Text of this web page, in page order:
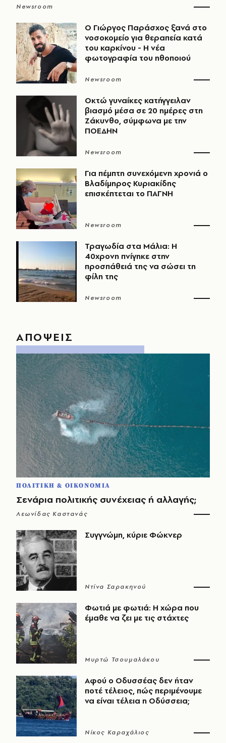
Newsroom
O Γιώργος Παράσχος ξανά στο
νοσοκομείο για θεραπεία κατά
του καρκίνου - Η νέα
φωτογραφία του ηθοποιού
Newsroom
Οκτώ γυναίκες κατήγγειλαν
βιασμό μέσα σε 20 ημέρες στη
Ζάκυνθο, σύμφωνα με την
ΠΟΕΔΗΝ
Newsroom
Για πέμπτη συνεχόμενη χρονιά ο
Βλαδίμηρος Κυριακίδης
επισκέπτεται το ΠΑΓΝΗ
Newsroom
Τραγωδία στα Μάλια: Η
40χρονη πνίγηκε στην
προσπάθειά της να σώσει τη
φίλη της
Newsroom
ΑΠΟΨΕΙΣ
ΠΟΛΙΤΙΚΗ & ΟΙΚΟΝΟΜΙΑ
Σενάρια πολιτικής συνέχειας ή αλλαγής;
Λεωνίδας Καστανάς
Συγγνώμη, κύριε Φώκνερ
Ντίνα Σαρακηνού
Φωτιά με φωτιά: Η χώρα που
έμαθε να ζει με τις στάχτες
Μυρτώ Τσουμαλάκου
Αφού ο Οδυσσέας δεν ήταν
ποτέ τέλειος, πώς περιμένουμε
να είναι τέλεια η Οδύσσεια;
Νίκος Καραχάλιος